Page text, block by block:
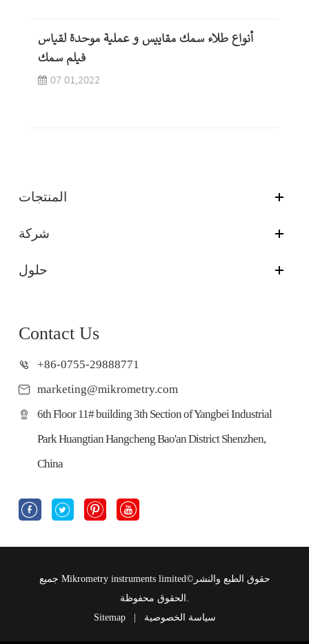
أنواع طلاء سمك مقاييس و عملية موحدة لقياس
فيلم سمك
07 01,2022
المنتجات
شركة
حلول
Contact Us
+86-0755-29888771
marketing@mikrometry.com
6th Floor 11# building 3th Section of Yangbei Industrial
Park Huangtian Hangcheng Bao'an District Shenzhen,
China
   
حقوق الطبع والنشر©Mikrometry instruments limited جميع
Sitemap| سياسة الخصوصية